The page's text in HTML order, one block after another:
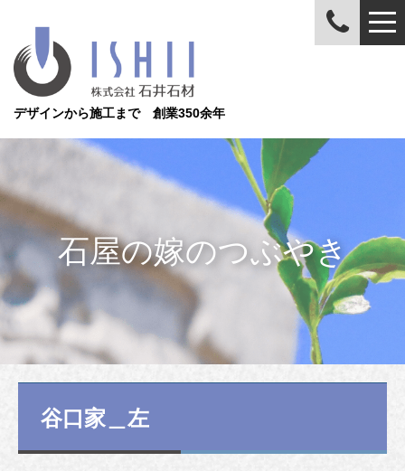
デザインから施工まで 創業350余年
石屋の嫁のつぶやき
谷口家＿左